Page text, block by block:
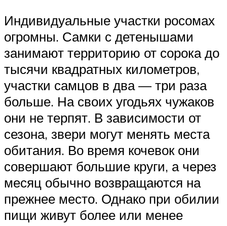
Индивидуальные участки росомах
огромны. Самки с детенышами
занимают территорию от сорока до
тысячи квадратных километров,
участки самцов в два — три раза
больше. На своих угодьях чужаков
они не терпят. В зависимости от
сезона, звери могут менять места
обитания. Во время кочевок они
совершают большие круги, а через
месяц обычно возвращаются на
прежнее место. Однако при обилии
пищи живут более или менее